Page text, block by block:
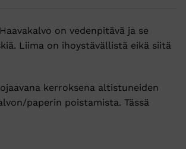
on vedenpitävä ja se
Liima on ihoystävällistä eikä siitä
kerroksena altistuneiden
paperin poistamista. Tässä